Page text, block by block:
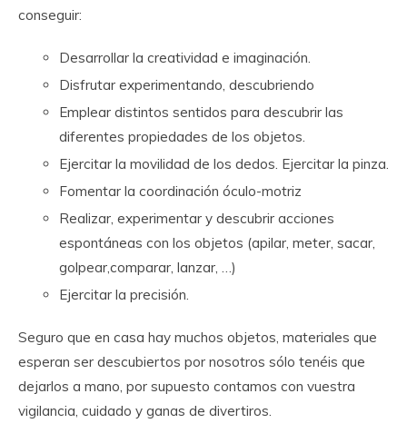
conseguir:
Desarrollar la creatividad e imaginación.
Disfrutar experimentando, descubriendo
Emplear distintos sentidos para descubrir las
diferentes propiedades de los objetos.
Ejercitar la movilidad de los dedos. Ejercitar la pinza.
Fomentar la coordinación óculo-motriz
Realizar, experimentar y descubrir acciones
espontáneas con los objetos (apilar, meter, sacar,
golpear,comparar, lanzar, …)
Ejercitar la precisión.
Seguro que en casa hay muchos objetos, materiales que
esperan ser descubiertos por nosotros sólo tenéis que
dejarlos a mano, por supuesto contamos con vuestra
vigilancia, cuidado y ganas de divertiros.